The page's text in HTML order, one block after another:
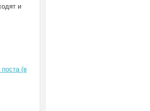
и
(в